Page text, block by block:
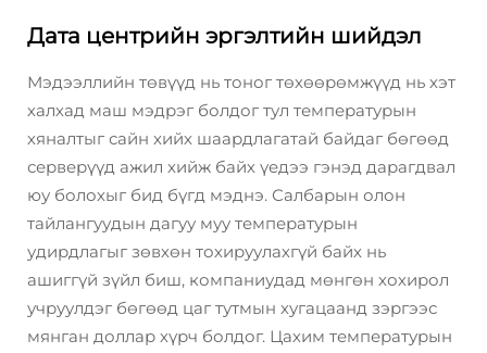
Дата центрийн эргэлтийн шийдэл
Мэдээллийн төвүүд нь тоног төхөөрөмжүүд нь хэт
халхад маш мэдрэг болдог тул температурын
хяналтыг сайн хийх шаардлагатай байдаг бөгөөд
серверүүд ажил хийж байх үедээ гэнэд дарагдвал
юу болохыг бид бүгд мэднэ. Салбарын олон
тайлангуудын дагуу муу температурын
удирдлагыг зөвхөн тохируулахгүй байх нь
ашиггүй зүйл биш, компаниудад мөнгөн хохирол
учруулдэг бөгөөд цаг тутмын хугацаанд зэргээс
мянган доллар хүрч болдог. Цахим температурын